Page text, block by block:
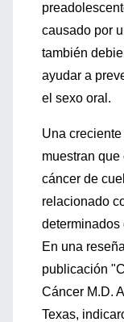
causado por
también
ayudar a
el sexo oral.
Una
muestran
cáncer de
relacionado
determinados
En una
publicación
Cáncer M.D.
Texas,